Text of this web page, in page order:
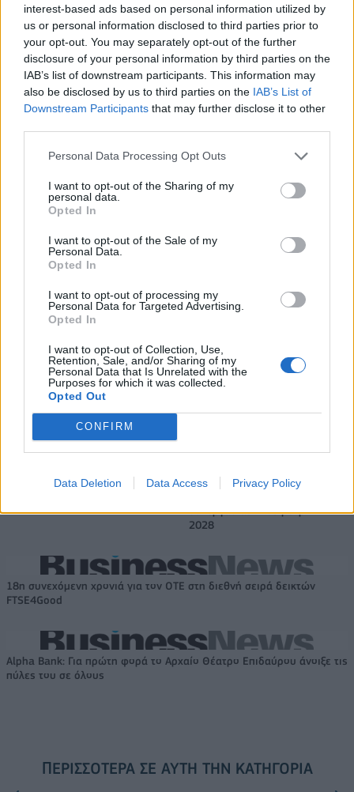
interest-based ads based on personal information utilized by
us or personal information disclosed to third parties prior to
your opt-out. You may separately opt-out of the further
disclosure of your personal information by third parties on the
IAB’s list of downstream participants. This information may
also be disclosed by us to third parties on the IAB’s List of
Downstream Participants that may further disclose it to other
Personal Data Processing Opt Outs
I want to opt-out of the Sharing of my
personal data.
Opted In
I want to opt-out of the Sale of my
Personal Data.
Opted In
I want to opt-out of processing my
Personal Data for Targeted Advertising.
Opted In
I want to opt-out of Collection, Use,
Retention, Sale, and/or Sharing of my
Personal Data that Is Unrelated with the
Purposes for which it was collected.
Opted Out
CONFIRM
Data Deletion Data Access Privacy Policy
αυτοκινητοβιομηχανία
Νέο Audi A2 e-tron με στόχο την κορυφή της αποδοτικότητας
«Η οικογένεια Μπας φέρεται να
της Βιλερμπάν»
Εθνική Παίδων: Κόντρα στη
Ευρωμπάσκετ U16 (live stream)
από τις αρχές του έτους
Ελληνική Αναπτυξιακή Τράπεζα:
ανοίγει δρόμο για δάνεια έως 5
δισ. σε μικρομεσαίες
κυκλοφορίας - Τέλος στις
χρονοβόρες διαδικασίες
Η Chery επενδύει 75 εκατ. δολάρια στην KG Mobility
Το FIAT 500 Hybrid τώρα από
Ατρόμητος και Novibet
συνεργασίας τους μέχρι το
2028
18η συνεχόμενη χρονιά για τον ΟΤΕ στη διεθνή σειρά δεικτών
FTSE4Good
Alpha Bank: Για πρώτη φορά το Αρχαίο Θέατρο Επιδαύρου άνοιξε τις
πύλες του σε όλους
ΠΕΡΙΣΣΌΤΕΡΑ ΣΕ ΑΥΤΉ ΤΗΝ ΚΑΤΗΓΟΡΊΑ